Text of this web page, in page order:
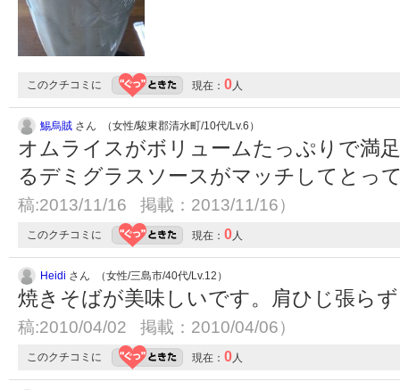
このクチコミに 現在： 0 人
鯣烏賊 さん （女性/駿東郡清水町/10代/Lv.6）
オムライスがボリュームたっぷりで満
るデミグラスソースがマッチしてとっ
稿:2013/11/16 掲載：2013/11/16）
このクチコミに 現在： 0 人
Heidi さん （女性/三島市/40代/Lv.12）
焼きそばが美味しいです。肩ひじ張ら
稿:2010/04/02 掲載：2010/04/06）
このクチコミに 現在： 0 人